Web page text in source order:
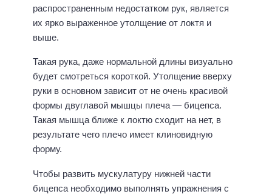
распространенным недостатком рук, является
их ярко выраженное утолщение от локтя и
выше.
Такая рука, даже нормальной длины визуально
будет смотреться короткой. Утолщение вверху
руки в основном зависит от не очень красивой
формы двуглавой мышцы плеча — бицепса.
Такая мышца ближе к локтю сходит на нет, в
результате чего плечо имеет клиновидную
форму.
Чтобы развить мускулатуру нижней части
бицепса необходимо выполнять упражнения с